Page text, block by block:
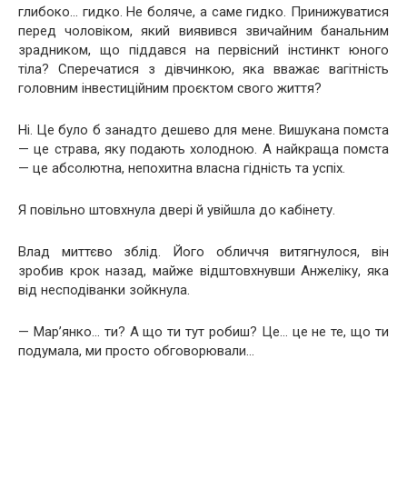
глибоко… гидко. Не боляче, а саме гидко. Принижуватися
перед чоловіком, який виявився звичайним банальним
зрадником, що піддався на первісний інстинкт юного
тіла? Сперечатися з дівчинкою, яка вважає вагітність
головним інвестиційним проєктом свого життя?
Ні. Це було б занадто дешево для мене. Вишукана помста
— це страва, яку подають холодною. А найкраща помста
— це абсолютна, непохитна власна гідність та успіх.
Я повільно штовхнула двері й увійшла до кабінету.
Влад миттєво зблід. Його обличчя витягнулося, він
зробив крок назад, майже відштовхнувши Анжеліку, яка
від несподіванки зойкнула.
— Мар’янко… ти? А що ти тут робиш? Це… це не те, що ти
подумала, ми просто обговорювали…